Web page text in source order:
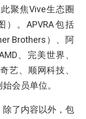
聚焦Vive生态圈
。APVRA包括
Brothers）、阿
、完美世界、
艺、顺网科技、
会员单位。
除了内容以外，包